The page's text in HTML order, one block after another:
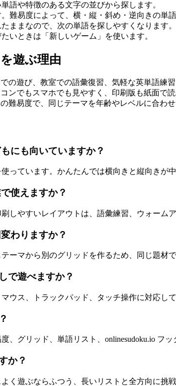
語や特徴のある文字の並びから探します。
難易度によって、横・縦・斜め・逆向きの単語
ままなので、次の単語を探しやすくなります。
いときは「新しいゲーム」を使います。
遊ぶ理由
の遊び、教室での語彙復習、気軽な英単語練習
ンでもスマホでも見やすく、印刷版も紙面で読
難易度で、同じテーマを年齢やレベルに合わせ
にも向いていますか？
っています。かんたんでは横向きと縦向きが
使えますか？
しやすいレイアウトは、語彙練習、ウォーム
わりますか？
ーマから別のグリッドを作るため、同じ題材
で遊べますか？
ウス、トラックパッド、タッチ操作に対応して
、グリッド、単語リスト、onlinesudoku.io フッ
か？
く遊ぶならふつう、長いリストと全方向に挑